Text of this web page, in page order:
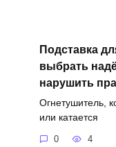
Подставка
выбрать
нарушить
Огнетушитель,
или катается
0 4